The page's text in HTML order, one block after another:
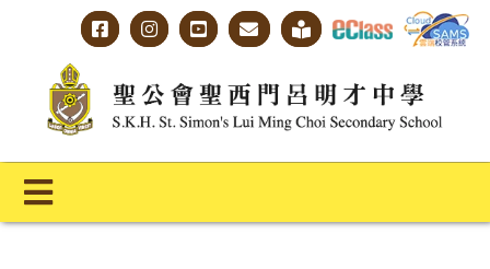
content
Toggle